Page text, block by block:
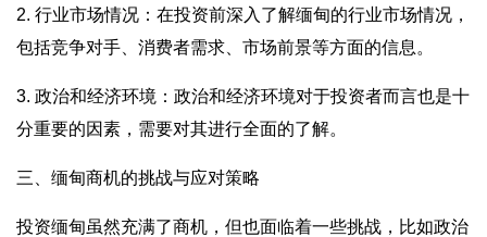
2. 行业市场情况：在投资前深入了解缅甸的行业市场情况，
包括竞争对手、消费者需求、市场前景等方面的信息。
3. 政治和经济环境：政治和经济环境对于投资者而言也是十
分重要的因素，需要对其进行全面的了解。
三、缅甸商机的挑战与应对策略
投资缅甸虽然充满了商机，但也面临着一些挑战，比如政治